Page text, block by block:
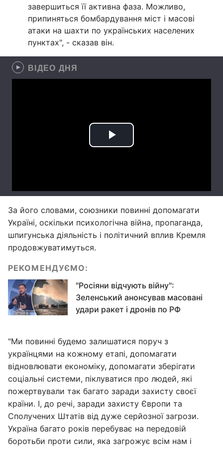
завершиться її активна фаза. Можливо,
припиняться бомбардування міст і масові
атаки на шахти по українських населених
пунктах", - сказав він.
ВІДЕО ДНЯ
За його словами, союзники повинні допомагати
Україні, оскільки психологічна війна, пропаганда,
шпигунська діяльність і політичний вплив Кремля
продовжуватимуться.
РЕКОМЕНДУЄМО:
"Росіяни відчують війну":
Зеленський анонсував масовані
удари ракет і дронів по РФ
"Ми повинні будемо залишатися поруч з
українцями на кожному етапі, допомагати
відновлювати економіку, допомагати зберігати
соціальні системи, піклуватися про людей, які
пожертвували так багато заради захисту своєї
країни. І, до речі, заради захисту Європи та
Сполучених Штатів від дуже серйозної загрози.
Україна багато років перебуває на передовій
боротьби проти сили, яка загрожує всім нам і